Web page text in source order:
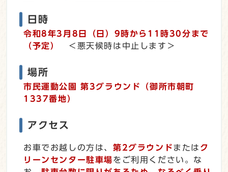
日時
令和8年3月8日（日）9時から11時30分まで
（予定）
＜悪天候時は中止します＞
場所
市民運動公園 第3グラウンド（御所市朝町
1337番地）
アクセス
お車でお越しの方は、 第2グラウンドまたは ク
リーンセンター駐車場をご利用ください。な